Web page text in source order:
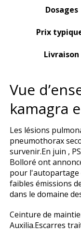
Dosages
Prix
Livraison
Vue
kamagra
Les lésions
pneumothorax
survenir.En juin ,
Bolloré ont
pour l'autopartage
faibles émissions
dans le domaine
Ceinture de
Auxilia.Escarres